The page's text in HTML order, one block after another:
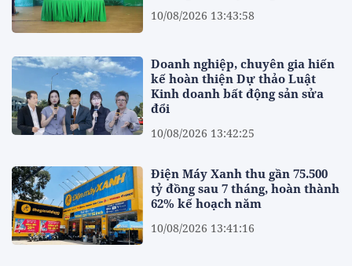
10/08/2026 13:43:58
Doanh nghiệp, chuyên gia hiến
kế hoàn thiện Dự thảo Luật
Kinh doanh bất động sản sửa
đổi
10/08/2026 13:42:25
Điện Máy Xanh thu gần 75.500
tỷ đồng sau 7 tháng, hoàn thành
62% kế hoạch năm
10/08/2026 13:41:16